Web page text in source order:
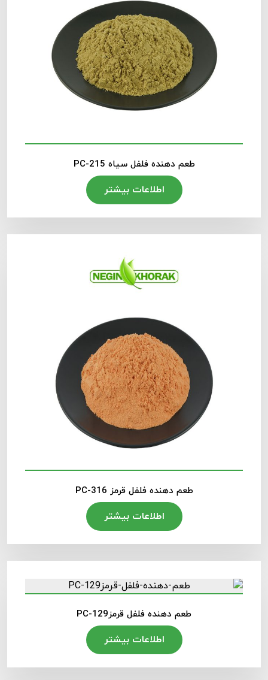
طعم دهنده فلفل سیاه PC-215
اطلاعات بیشتر
طعم دهنده فلفل قرمز PC-316
اطلاعات بیشتر
طعم دهنده فلفل قرمزPC-129
اطلاعات بیشتر